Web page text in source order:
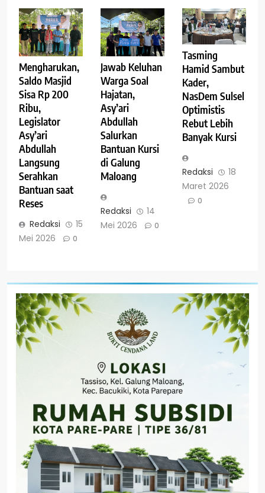
Mengharukan,
Saldo Masjid
Sisa Rp 200
Ribu,
Legislator
Asy’ari
Abdullah
Langsung
Serahkan
Bantuan saat
Reses
Redaksi
15
Mei 2026
0
Jawab Keluhan
Warga Soal
Hajatan,
Asy’ari
Abdullah
Salurkan
Bantuan Kursi
di Galung
Maloang
Redaksi
14
Mei 2026
0
Tasming
Hamid Sambut
Kader,
NasDem Sulsel
Optimistis
Rebut Lebih
Banyak Kursi
Redaksi
18
Maret 2026
0